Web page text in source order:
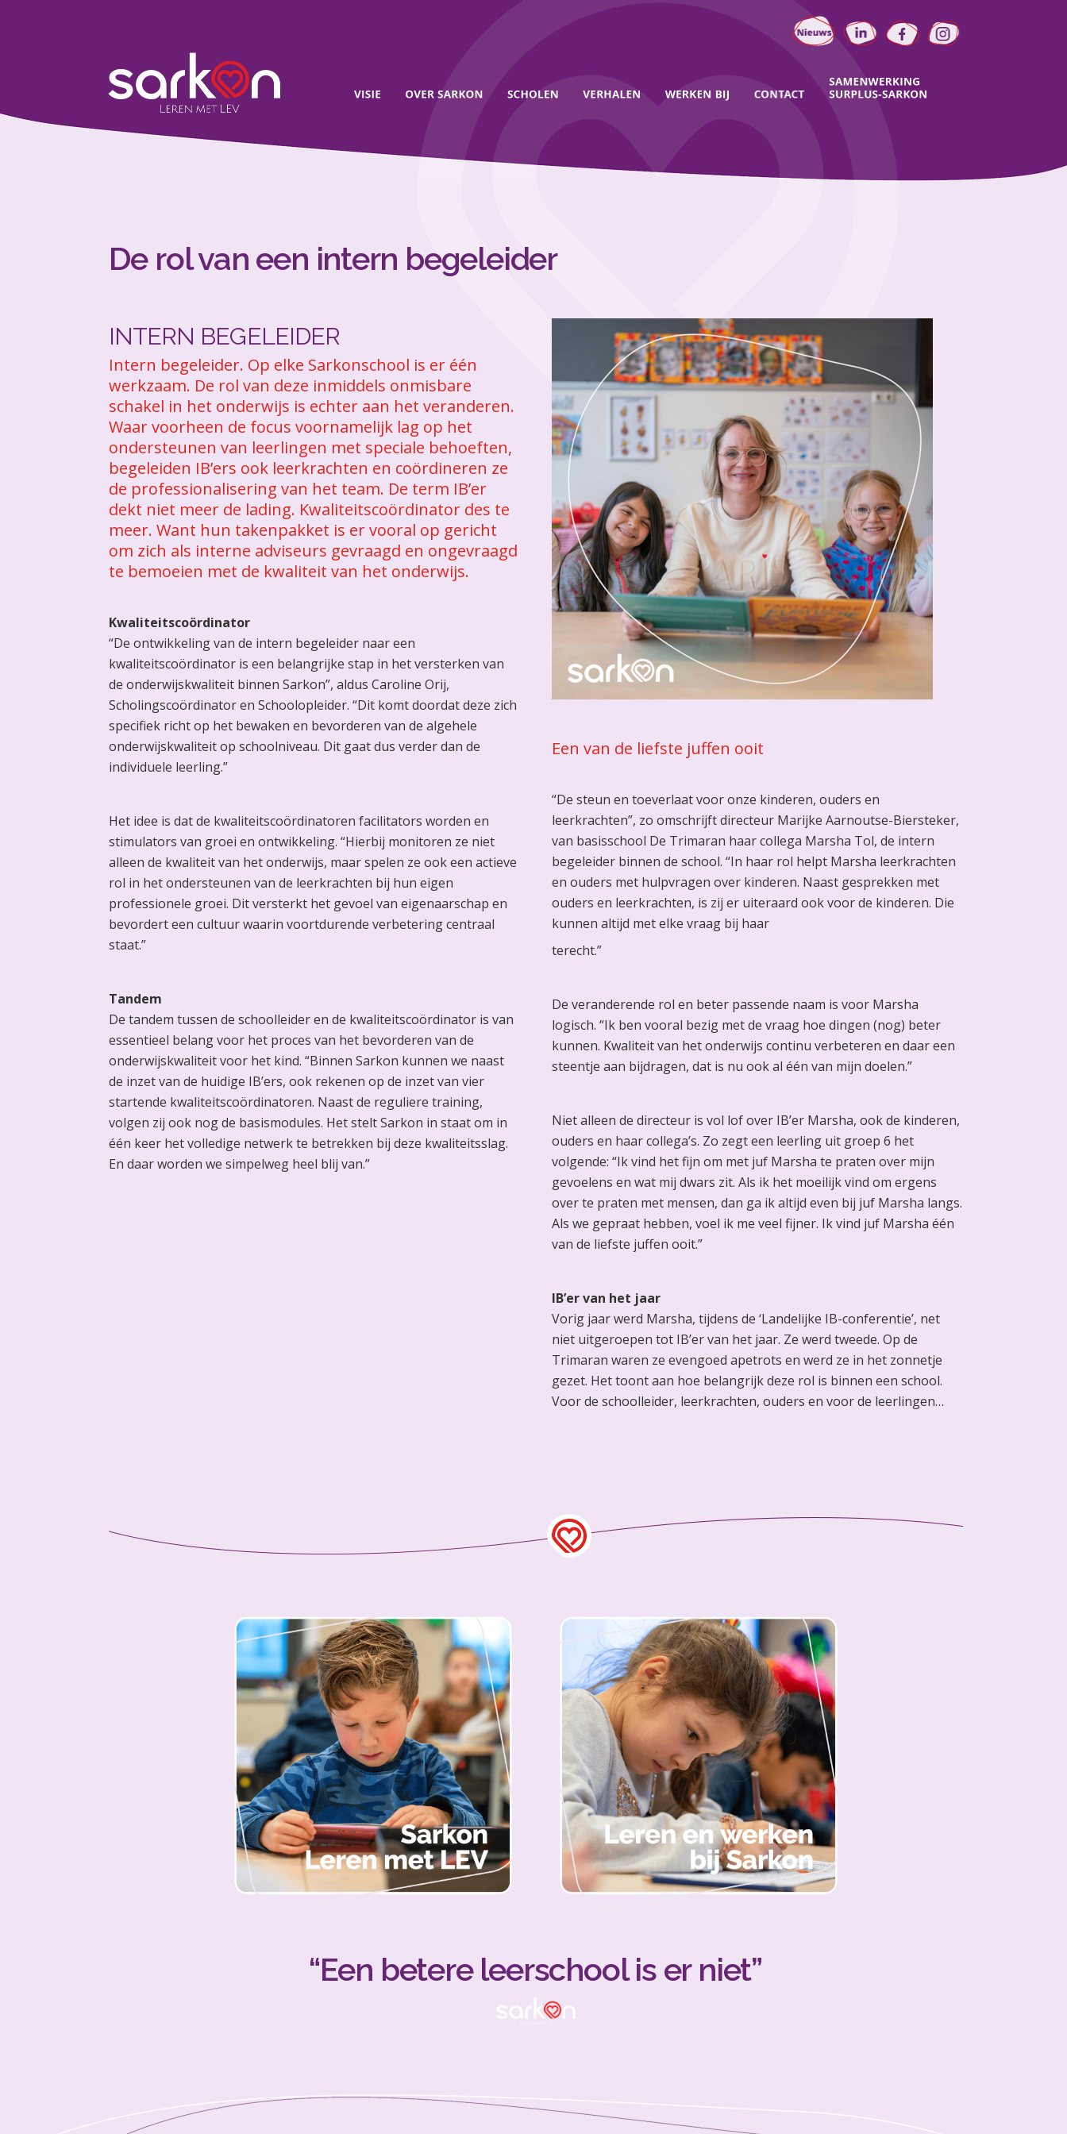
De rol van een intern begeleider
INTERN BEGELEIDER
Intern begeleider. Op elke Sarkonschool is er één
werkzaam. De rol van deze inmiddels onmisbare
schakel in het onderwijs is echter aan het veranderen.
Waar voorheen de focus voornamelijk lag op het
ondersteunen van leerlingen met speciale behoeften,
begeleiden IB’ers ook leerkrachten en coördineren ze
de professionalisering van het team. De term IB’er
dekt niet meer de lading. Kwaliteitscoördinator des te
meer. Want hun takenpakket is er vooral op gericht
om zich als interne adviseurs gevraagd en ongevraagd
te bemoeien met de kwaliteit van het onderwijs.
Kwaliteitscoördinator
“De ontwikkeling van de intern begeleider naar een
kwaliteitscoördinator is een belangrijke stap in het versterken van
de onderwijskwaliteit binnen Sarkon”, aldus Caroline Orij,
Scholingscoördinator en Schoolopleider. “Dit komt doordat deze zich
specifiek richt op het bewaken en bevorderen van de algehele
onderwijskwaliteit op schoolniveau. Dit gaat dus verder dan de
individuele leerling.”
Het idee is dat de kwaliteitscoördinatoren facilitators worden en
stimulators van groei en ontwikkeling. “Hierbij monitoren ze niet
alleen de kwaliteit van het onderwijs, maar spelen ze ook een actieve
rol in het ondersteunen van de leerkrachten bij hun eigen
professionele groei. Dit versterkt het gevoel van eigenaarschap en
bevordert een cultuur waarin voortdurende verbetering centraal
staat.”
Tandem
De tandem tussen de schoolleider en de kwaliteitscoördinator is van
essentieel belang voor het proces van het bevorderen van de
onderwijskwaliteit voor het kind. “Binnen Sarkon kunnen we naast
de inzet van de huidige IB’ers, ook rekenen op de inzet van vier
startende kwaliteitscoördinatoren. Naast de reguliere training,
volgen zij ook nog de basismodules. Het stelt Sarkon in staat om in
één keer het volledige netwerk te betrekken bij deze kwaliteitsslag.
En daar worden we simpelweg heel blij van.”
Een van de liefste juffen ooit
“De steun en toeverlaat voor onze kinderen, ouders en
leerkrachten”, zo omschrijft directeur Marijke Aarnoutse-Biersteker,
van basisschool De Trimaran haar collega Marsha Tol, de intern
begeleider binnen de school. “In haar rol helpt Marsha leerkrachten
en ouders met hulpvragen over kinderen. Naast gesprekken met
ouders en leerkrachten, is zij er uiteraard ook voor de kinderen. Die
kunnen altijd met elke vraag bij haar
terecht.”
De veranderende rol en beter passende naam is voor Marsha
logisch. “Ik ben vooral bezig met de vraag hoe dingen (nog) beter
kunnen. Kwaliteit van het onderwijs continu verbeteren en daar een
steentje aan bijdragen, dat is nu ook al één van mijn doelen.”
Niet alleen de directeur is vol lof over IB’er Marsha, ook de kinderen,
ouders en haar collega’s. Zo zegt een leerling uit groep 6 het
volgende: “Ik vind het fijn om met juf Marsha te praten over mijn
gevoelens en wat mij dwars zit. Als ik het moeilijk vind om ergens
over te praten met mensen, dan ga ik altijd even bij juf Marsha langs.
Als we gepraat hebben, voel ik me veel fijner. Ik vind juf Marsha één
van de liefste juffen ooit.”
IB’er van het jaar
Vorig jaar werd Marsha, tijdens de ‘Landelijke IB-conferentie’, net
niet uitgeroepen tot IB’er van het jaar. Ze werd tweede. Op de
Trimaran waren ze evengoed apetrots en werd ze in het zonnetje
gezet. Het toont aan hoe belangrijk deze rol is binnen een school.
Voor de schoolleider, leerkrachten, ouders en voor de leerlingen…
Bestuurlijke organisatie
Sarkonkoers
Sarkonscholen
Identiteit: Met hart voor elkaar!
Kindgerichtonderwijs
Het jonge kind
Medewerkers met LEV
Kom werken bij ons - Vacatures
Jouw stage bij Sarkon
Leraren in Opleiding
De startende medewerker
Zij-instromer
Leren bij ons
“Een betere leerschool is er niet”